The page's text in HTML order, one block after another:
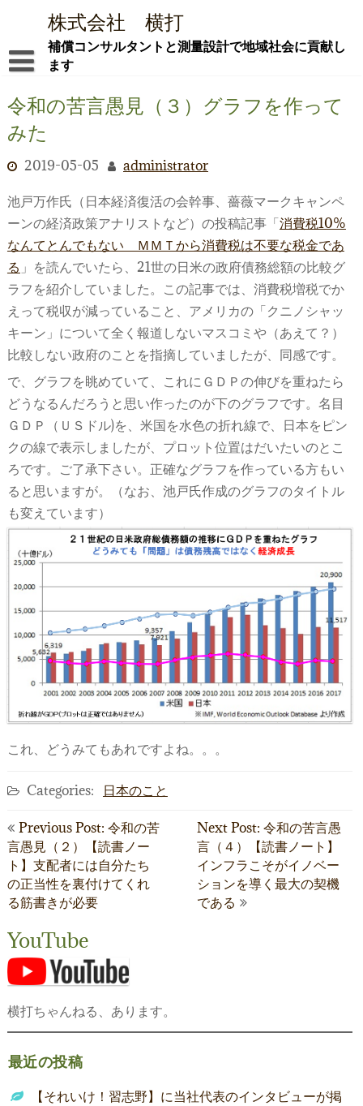
株式会社 横打
補償コンサルタントと測量設計で地域社会に貢献し
ます
ごあいさつ ―新社屋でともに社会貢献を―
会社概要
社屋紹介
業務内容
i-Con
採用情報
お問合せ
ブログ
地域のこと
業界のこと
会社のこと
おいしいこと
令和の苦言愚見（３）グラフを作って
みた
2019-05-05
administrator
池戸万作氏（日本経済復活の会幹事、薔薇マークキャンペ
ーンの経済政策アナリストなど）の投稿記事「消費税10%
なんてとんでもない ＭＭＴから消費税は不要な税金であ
る 」を読んでいたら、21世の日米の政府債務総額の比較グ
ラフを紹介していました。この記事では、消費税増税でか
えって税収が減っていること、アメリカの「クニノシャッ
キーン」について全く報道しないマスコミや（あえて？）
比較しない政府のことを指摘していましたが、同感です。
で、グラフを眺めていて、これにＧＤＰの伸びを重ねたら
どうなるんだろうと思い作ったのが下のグラフです。名目
ＧＤＰ（ＵＳドル)を、米国を水色の折れ線で、日本をピン
クの線で表示しましたが、プロット位置はだいたいのとこ
ろです。ご了承下さい。正確なグラフを作っている方もい
ると思いますが。（なお、池戸氏作成のグラフのタイトル
も変えています）
これ、どうみてもあれですよね。。。
Categories: 日本のこと
投
稿
ナ
ビ
ゲ
ー
シ
ョ
ン
Previous Post: 令和の苦
言愚見（２）【読書ノー
ト】支配者には自分たち
の正当性を裏付けてくれ
る筋書きが必要
Next Post: 令和の苦言愚
言（４）【読書ノート】
インフラこそがイノベー
ションを導く最大の契機
である
YouTube
横打ちゃんねる、あります。
最近の投稿
【それいけ！習志野】に当社代表のインタビューが掲